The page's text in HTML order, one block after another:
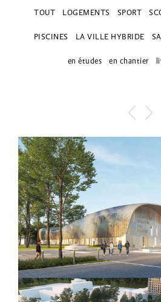
TOUT LOGEMENTS SPORT
PISCINES LA VILLE HYBRIDE
en études en chantier